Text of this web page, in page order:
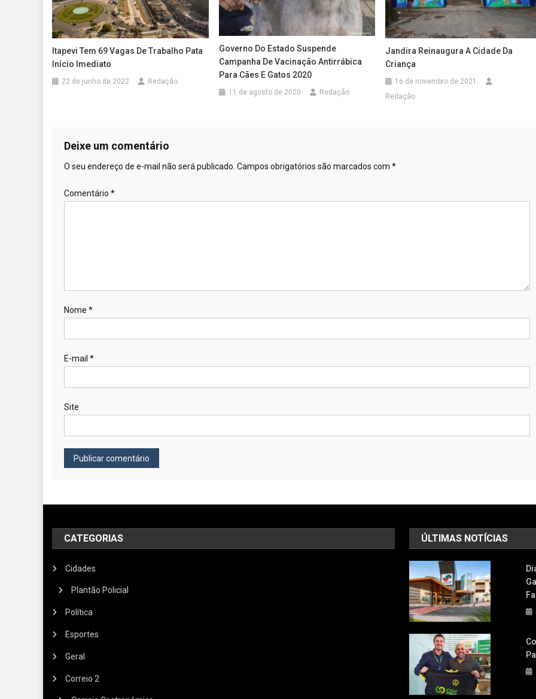
Itapevi Tem 69 Vagas De Trabalho Pata
Início Imediato
22 de junho de 2022 Redação
Governo Do Estado Suspende
Campanha De Vacinação Antirrábica
Para Cães E Gatos 2020
11 de agosto de 2020 Redação
Jandira Reinaugura A Cidade Da
Criança
16 de novembro de 2021
Redação
Deixe um comentário
O seu endereço de e-mail não será publicado. Campos obrigatórios são marcados com *
Comentário *
Nome *
E-mail *
Site
CATEGORIAS
Cidades
Plantão Policial
Política
Esportes
Geral
Correio 2
ÚLTIMAS NOTÍCIAS